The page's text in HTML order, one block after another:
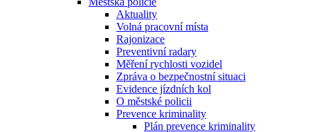
Aktuality
Volná pracovní místa
Rajonizace
Preventivní radary
Měření rychlosti vozidel
Zpráva o bezpečnostní situaci
Evidence jízdních kol
O městské policii
Prevence kriminality
Plán prevence kriminality